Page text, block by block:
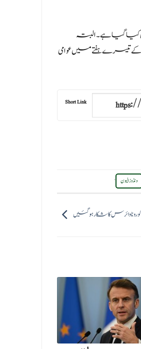
کا اعلان نہیں کیا گیا ہے۔ البتہ
معتبر ذرائع کا کہنا ہے کہ ونڈوز 11 اس سال اکتوبر کے تیسرے ہفتے میں عوامی
Short Link
ونڈوز الیون .
وائرس کا شکارہوگئیں